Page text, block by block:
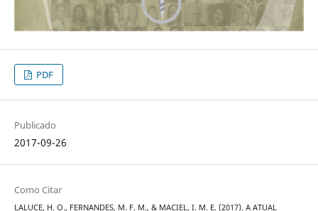
PDF
Publicado
2017-09-26
Como Citar
LALUCE, H. O., FERNANDES, M. F. M., & MACIEL, I. M. E. (2017). A ATUAL